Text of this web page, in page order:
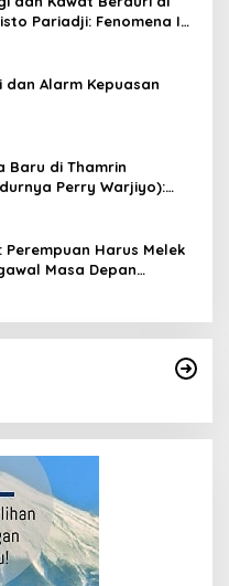
Pariadji: Fenomena Ini
Membangun
dan Alarm Kepuasan
Baru di Thamrin
Perry Warjiyo):
Moneter-Fiskal di Era
Harus Melek
Masa Depan